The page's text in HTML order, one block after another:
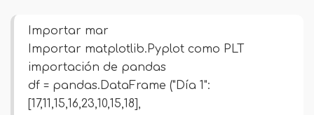
Importar mar
Importar matplotlib.Pyplot como PLT
importación de pandas
df = pandas.DataFrame ("Día 1":
[17,11,15,16,23,10,15,18],